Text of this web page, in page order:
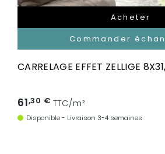
Acheter
Commander
CARRELAGE EFFET ZELLIGE
61,30 € TTC/m²
Disponible - Livraison 3-4 semaines